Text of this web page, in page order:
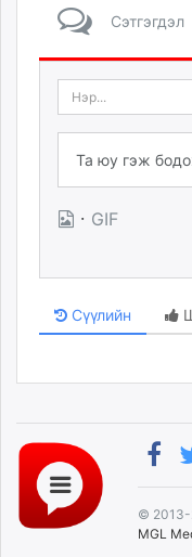
unread.today
Сэтгэгдэл
· GIF
Сүүлийн
© 2013-
MGL